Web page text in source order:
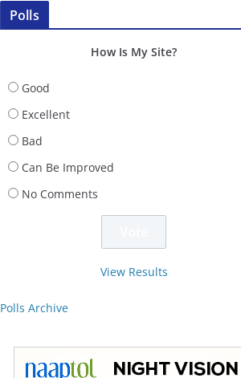
Polls
How Is My Site?
Good
Excellent
Bad
Can Be Improved
No Comments
View Results
Polls Archive